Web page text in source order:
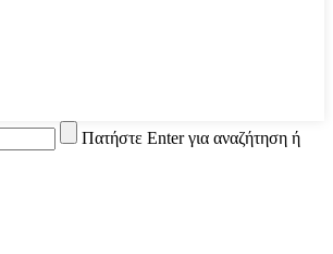
Πατήστε Enter για αναζήτηση ή